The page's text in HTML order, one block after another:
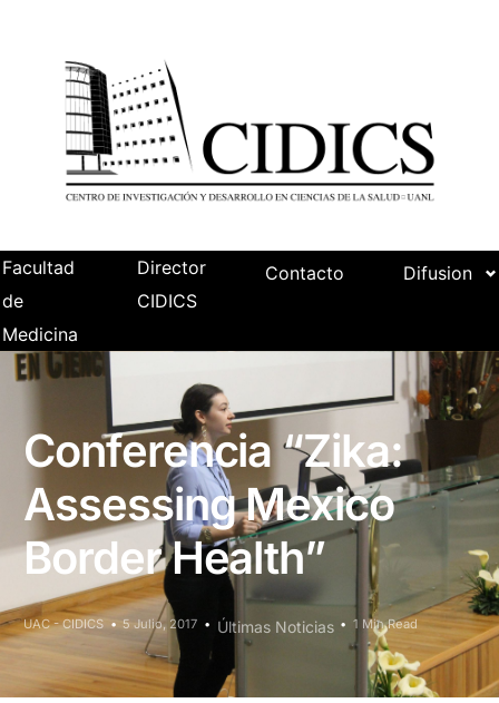
Facultad
de
Medicina
Director
CIDICS
Contacto Difusion
Conferencia “Zika:
Assessing Mexico
Border Health”
UAC - CIDICS 5 Julio, 2017 Últimas Noticias 1 Min Read